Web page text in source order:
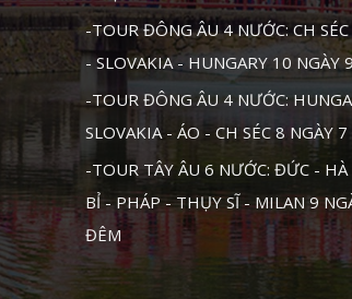
-TOUR ĐÔNG ÂU 4 NƯỚC: CH
- SLOVAKIA - HUNGARY 10 NGÀY
-TOUR ĐÔNG ÂU 4 NƯỚC:
SLOVAKIA - ÁO - CH SÉC 8 NGÀY
-TOUR TÂY ÂU 6 NƯỚC: ĐỨC - HÀ
BỈ - PHÁP - THỤY SĨ - MILAN 9
ĐÊM